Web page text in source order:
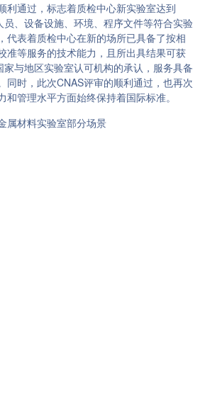
利通过，标志着质检中心新实验室达到
、设备设施、环境、程序文件等符合实验
代表着质检中心在新的场所已具备了按相
准等服务的技术能力，且所出具结果可获
与地区实验室认可机构的承认，服务具备
同时，此次CNAS评审的顺利通过，也再次
管理水平方面始终保持着国际标准。